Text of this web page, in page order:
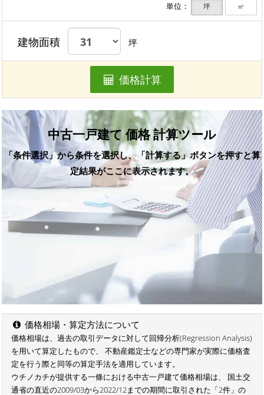
単位： 坪 ㎡
建物面積 坪
価格計算
中古一戸建て 価格 計算ツール
「条件選択」から条件を選択し、「計算する」ボタンを押すと算
定結果がここに表示されます。
価格相場・算定方法について
価格相場は、過去の取引データに対して回帰分析(Regression Analysis)
を用いて算定したもので、 不動産鑑定士などの専門家が実際に価格査
定を行う際と同等の算定手法を適用しています。
ウチノカチが提供する一條における中古一戸建て価格相場は、 国土交
通省の直近の2009/03から2022/12までの期間に取引された「2件」の